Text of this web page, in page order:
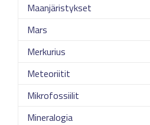
Maanjäristykset
Mars
Merkurius
Meteoriitit
Mikrofossiilit
Mineralogia